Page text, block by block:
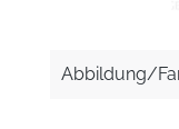
Abbildung/